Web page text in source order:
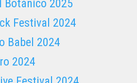
Botánico 2025
Festival 2024
Babel 2024
2024